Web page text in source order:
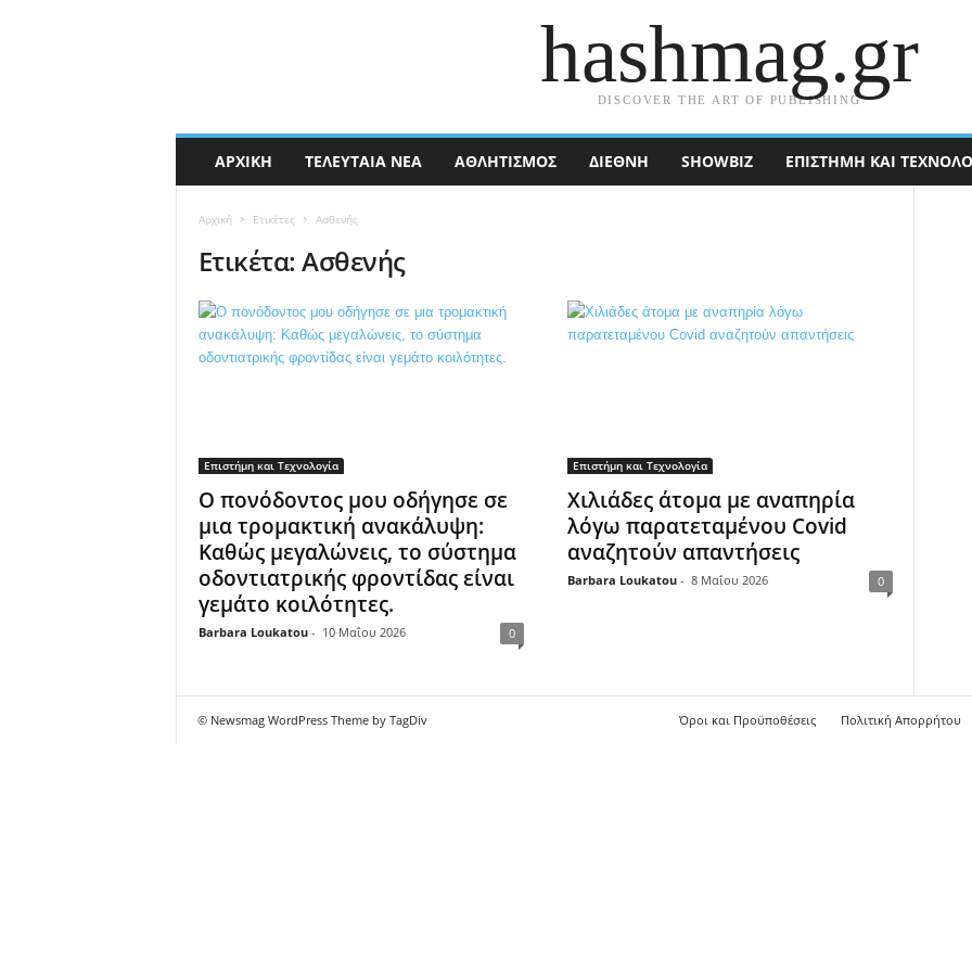
hashmag.gr
DISCOVER THE ART OF PUBLISHING
ΑΡΧΙΚΉ ΤΕΛΕΥΤΑΊΑ ΝΈΑ ΑΘΛΗΤΙΣΜΟΣ ΔΙΕΘΝΉ SHOWBIZ ΕΠΙΣΤΉΜΗ ΚΑΙ
Αρχική Ετικέτες Ασθενής
Ετικέτα: Ασθενής
Επιστήμη και Τεχνολογία
Ο πονόδοντος μου οδήγησε σε
μια τρομακτική ανακάλυψη:
Καθώς μεγαλώνεις, το σύστημα
οδοντιατρικής φροντίδας είναι
γεμάτο κοιλότητες.
Barbara Loukatou - 10 Μαΐου 2026 0
Επιστήμη και Τεχνολογία
Χιλιάδες άτομα με αναπηρία
λόγω παρατεταμένου Covid
αναζητούν απαντήσεις
Barbara Loukatou - 8 Μαΐου 2026 0
Όροι και Προϋποθέσεις Πολιτική Απορρήτου
© Newsmag WordPress Theme by TagDiv